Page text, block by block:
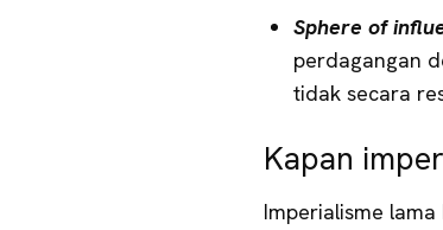
Sphere of
perdagangan
tidak secara
Kapan
Imperialisme